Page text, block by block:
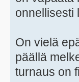
onnellisesti
On vielä
päällä
turnaus on